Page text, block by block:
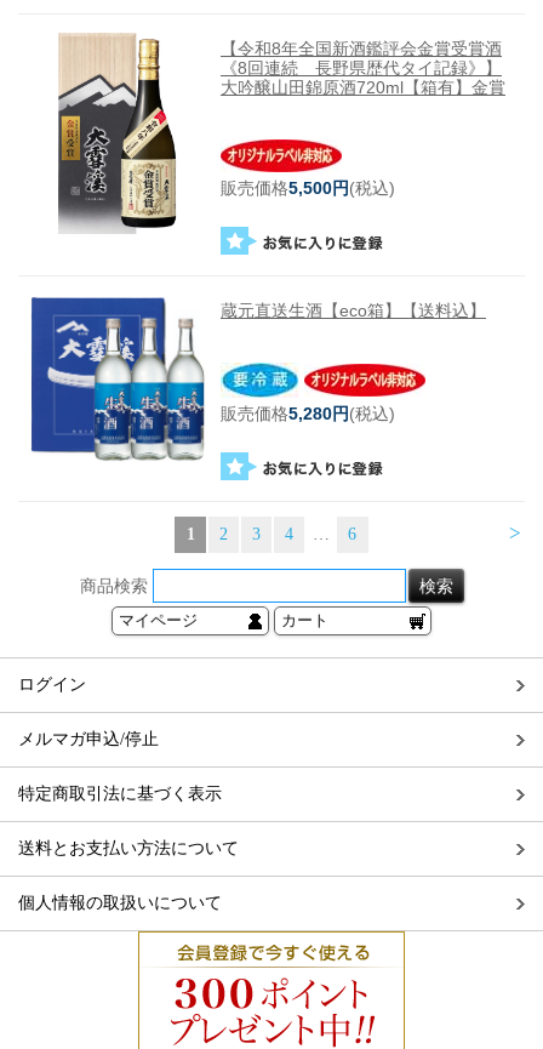
【令和8年全国新酒鑑評会金賞受賞酒
《8回連続 長野県歴代タイ記録》】
大吟醸山田錦原酒720ml【箱有】金賞
販売価格5,500円(税込)
蔵元直送生酒【eco箱】【送料込】
販売価格5,280円(税込)
>
1 2 3 4 … 6
商品検索
マイページ カート
ログイン
メルマガ申込/停止
特定商取引法に基づく表示
送料とお支払い方法について
個人情報の取扱いについて